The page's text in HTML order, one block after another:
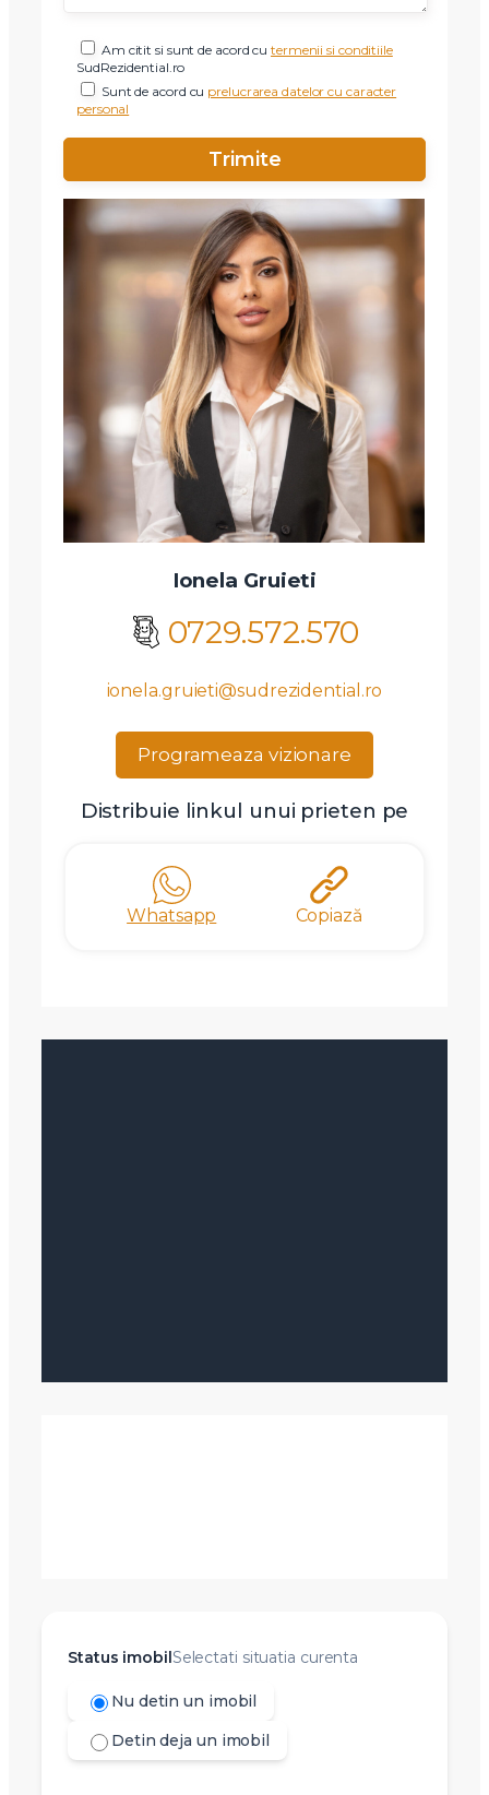
Am citit si sunt de acord cutermenii si conditiile
SudRezidential.ro
Sunt de acord cu prelucrarea datelor cu caracter
personal
Ionela Gruieti
0729.572.570
ionela.gruieti@sudrezidential.ro
Programeaza vizionare
Distribuie linkul unui prieten pe
Whatsapp Copiază
Status imobilSelectati situatia curenta
Nu detin un imobil
Detin deja un imobil
Telefon
Mesaj
Am citit si sunt de acord cutermenii si conditiile
Sunt de acord cuprelucrarea datelor cu caracter personal